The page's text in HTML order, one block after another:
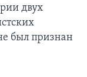
двух
был признан